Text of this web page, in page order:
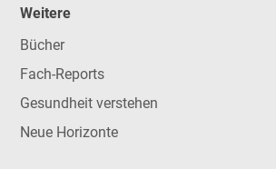
Weitere
Bücher
Fach-Reports
Gesundheit verstehen
Neue Horizonte